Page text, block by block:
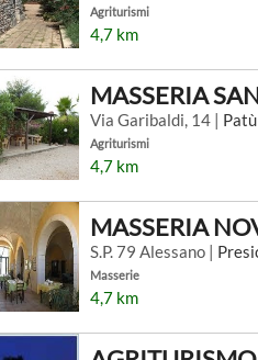
Agriturismi
4,7 km
MASSERIA
Via Garibaldi, 14 | Patù
Agriturismi
4,7 km
MASSERIA
S.P. 79 Alessano |
Masserie
4,7 km